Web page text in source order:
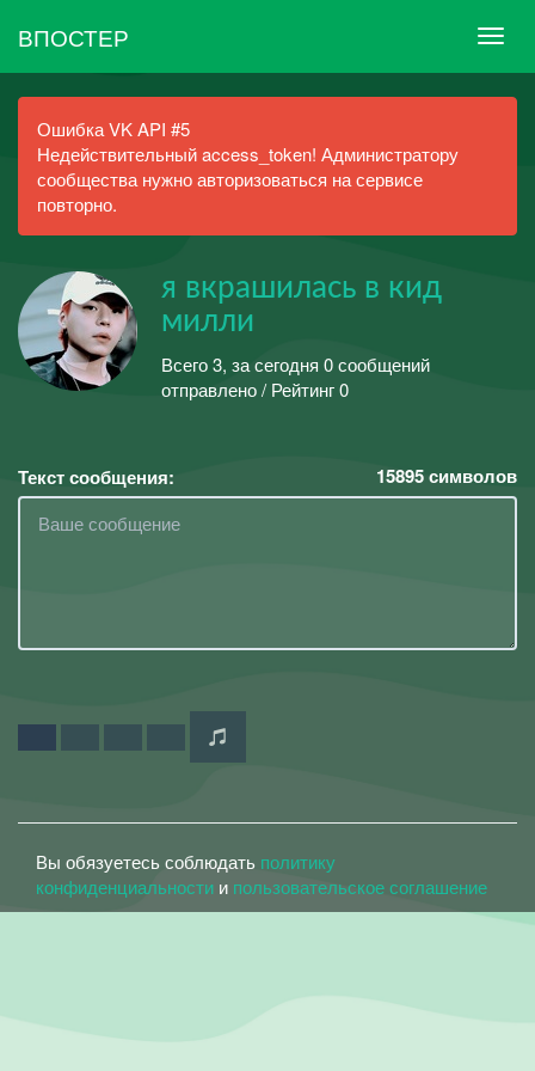
ВПОСТЕР
Ошибка VK API #5
Недействительный access_token! Администратору
сообщества нужно авторизоваться на сервисе
повторно.
я вкрашилась в кид
милли
Всего 3, за сегодня 0 сообщений
отправлено / Рейтинг 0
Текст сообщения: 15895символов
Вы обязуетесь соблюдать политику
конфиденциальности и пользовательское соглашение